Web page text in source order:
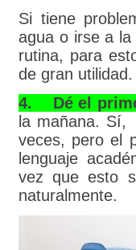
Si tiene
agua o irse a
rutina, para
de gran utilidad.
4.
Dé el
la mañana. Sí,
veces, pero el
lenguaje
vez que esto
naturalmente.